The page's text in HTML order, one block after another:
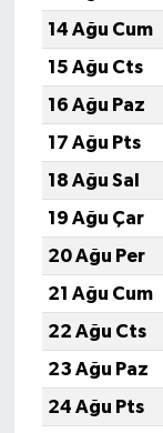
14 Ağu Cum
15 Ağu Cts
16 Ağu Paz
17 Ağu Pts
18 Ağu Sal
19 Ağu Çar
20 Ağu Per
21 Ağu Cum
22 Ağu Cts
23 Ağu Paz
24 Ağu Pts